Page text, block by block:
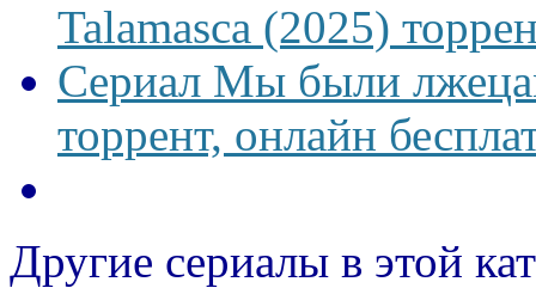
Talamasca (2025)
Сериал Мы были
торрент, онлайн
Другие сериалы в этой